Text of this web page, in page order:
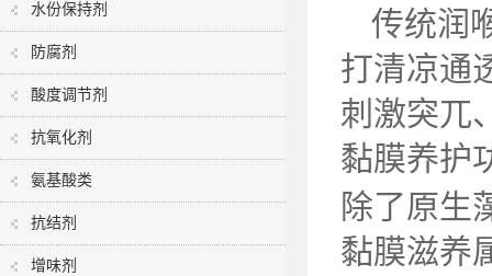
水份保持剂
防腐剂
酸度调节剂
抗氧化剂
氨基酸类
抗结剂
增味剂
传统润
打清凉通
刺激突兀
黏膜养护
除了原生
黏膜滋养